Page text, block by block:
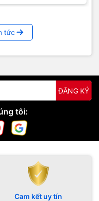
tức
ĐĂNG KÝ
tôi:
Cam kết uy tín